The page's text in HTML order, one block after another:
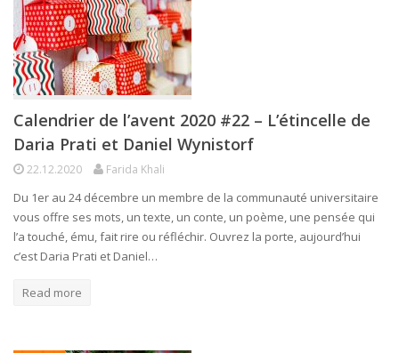
Calendrier de l’avent 2020 #22 – L’étincelle de
Daria Prati et Daniel Wynistorf
22.12.2020 Farida Khali
Du 1er au 24 décembre un membre de la communauté universitaire
vous offre ses mots, un texte, un conte, un poème, une pensée qui
l’a touché, ému, fait rire ou réfléchir. Ouvrez la porte, aujourd’hui
c’est Daria Prati et Daniel…
Read more